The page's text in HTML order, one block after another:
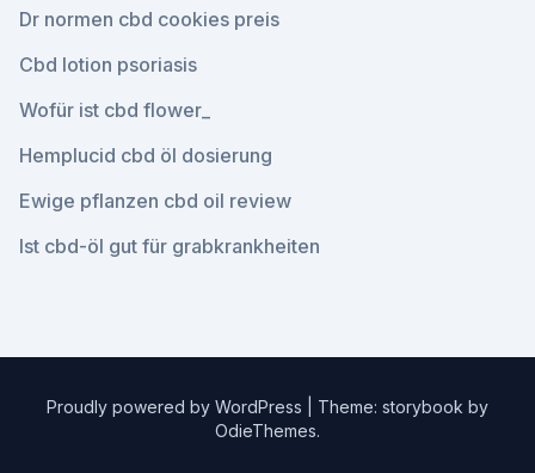
Dr normen cbd cookies preis
Cbd lotion psoriasis
Wofür ist cbd flower_
Hemplucid cbd öl dosierung
Ewige pflanzen cbd oil review
Ist cbd-öl gut für grabkrankheiten
Proudly powered by WordPress
Theme: storybook by
OdieThemes.